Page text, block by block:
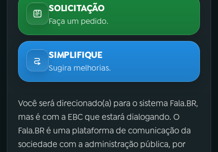
SOLICITAÇÃO
Faça um pedido.
SIMPLIFIQUE
Sugira melhorias.
Você será direcionado(a) para o sistema Fala.BR,
mas é com a EBC que estará dialogando. O
Fala.BR é uma plataforma de comunicação da
sociedade com a administração pública, por